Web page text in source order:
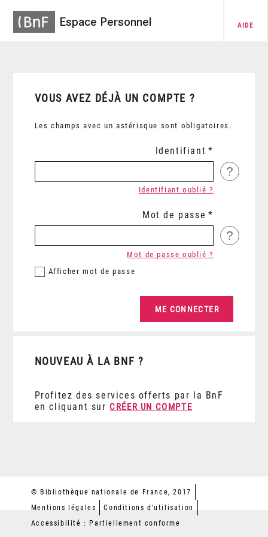
Espace Personnel AIDE
VOUS AVEZ DÉJÀ UN COMPTE ?
Les champs avec un astérisque sont obligatoires.
Identifiant
?
Identifiant oublié ?
Mot de passe
?
Afficher mot de passe
Mot de passe oublié ?
NOUVEAU À LA BNF ?
Profitez des services offerts par la BnF
en cliquant sur CRÉER UN COMPTE
© Bibliothèque nationale de France, 2017
Mentions légales
Conditions d'utilisation
Accessibilité : Partiellement conforme